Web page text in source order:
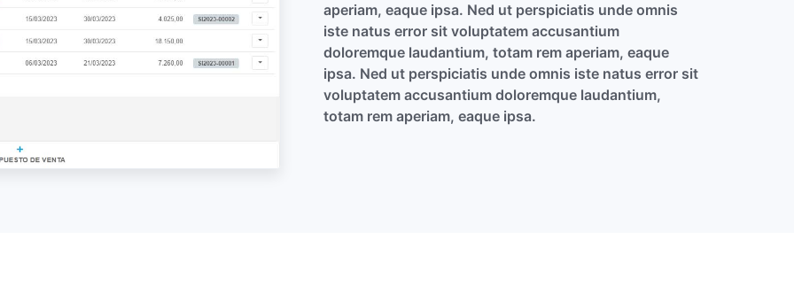
aperiam, eaque ipsa. Ned ut perspiciatis unde omnis
iste natus error sit voluptatem accusantium
doloremque laudantium, totam rem aperiam, eaque
ipsa. Ned ut perspiciatis unde omnis iste natus error sit
voluptatem accusantium doloremque laudantium,
totam rem aperiam, eaque ipsa.